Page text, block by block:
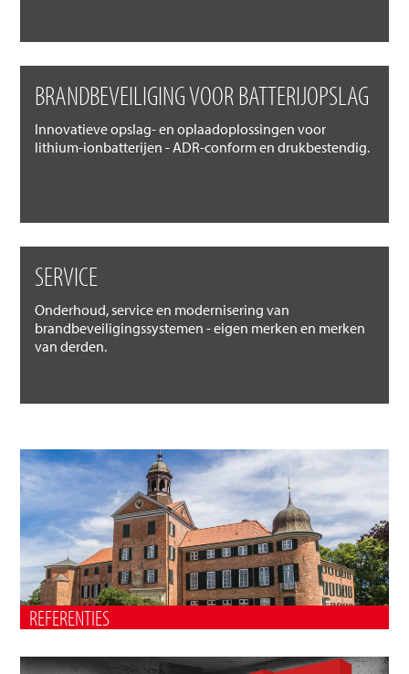
BRANDBEVEILIGING VOOR BATTERIJOPSLAG
Innovatieve opslag- en oplaadoplossingen voor
lithium-ionbatterijen - ADR-conform en drukbestendig.
SERVICE
Onderhoud, service en modernisering van
brandbeveiligingssystemen - eigen merken en merken
van derden.
REFERENTIES